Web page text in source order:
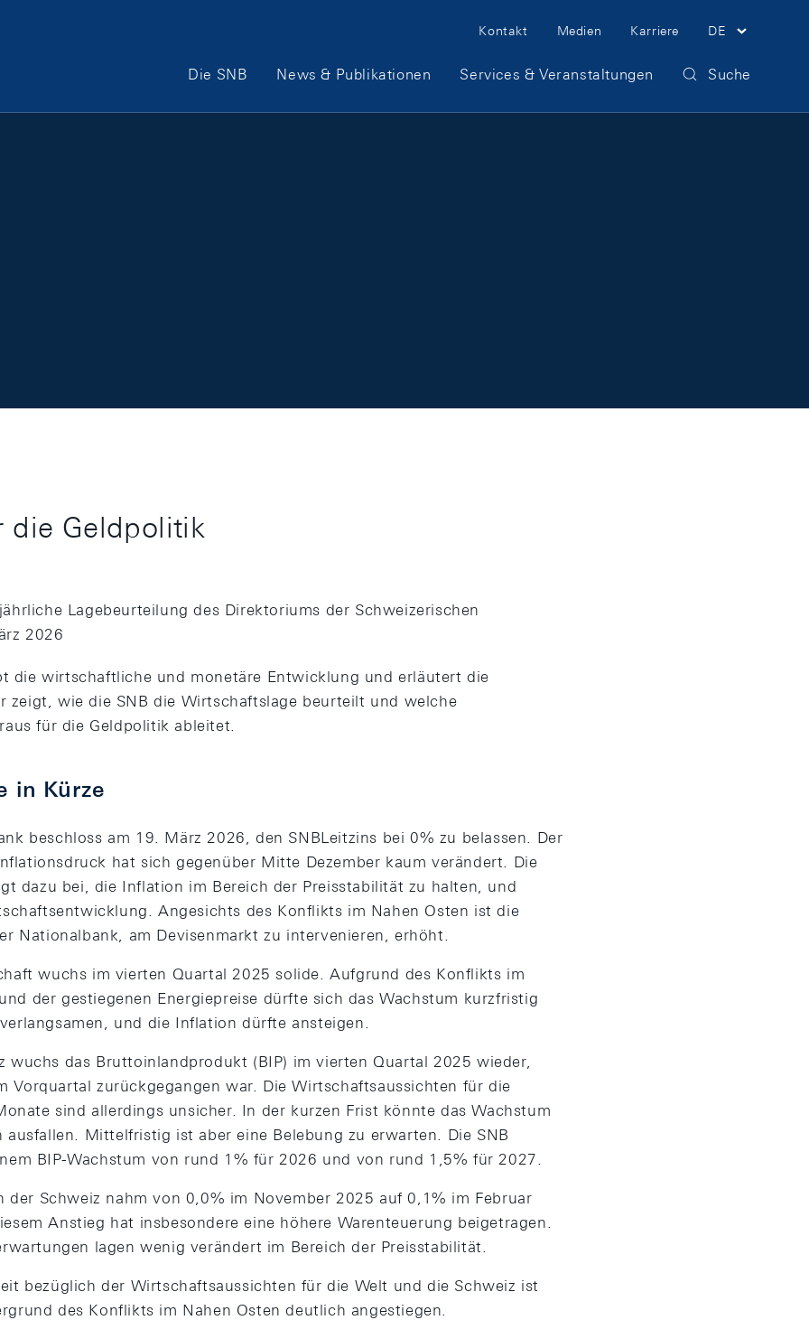
Meta Navigation
Kontakt Medien Karriere DE
Hauptnavigation
Die SNB News & Publikationen Services & Veranstaltungen Suche
die Geldpolitik
Lagebeurteilung des Direktoriums der Schweizerischen
2026
die wirtschaftliche und monetäre Entwicklung und erläutert die
zeigt, wie die SNB die Wirtschaftslage beurteilt und welche
für die Geldpolitik ableitet.
in Kürze
beschloss am 19. März 2026, den SNBLeitzins bei 0% zu belassen. Der
hat sich gegenüber Mitte Dezember kaum verändert. Die
dazu bei, die Inflation im Bereich der Preisstabilität zu halten, und
Angesichts des Konflikts im Nahen Osten ist die
Nationalbank, am Devisenmarkt zu intervenieren, erhöht.
wuchs im vierten Quartal 2025 solide. Aufgrund des Konflikts im
der gestiegenen Energiepreise dürfte sich das Wachstum kurzfristig
und die Inflation dürfte ansteigen.
wuchs das Bruttoinlandprodukt (BIP) im vierten Quartal 2025 wieder,
Vorquartal zurückgegangen war. Die Wirtschaftsaussichten für die
sind allerdings unsicher. In der kurzen Frist könnte das Wachstum
ausfallen. Mittelfristig ist aber eine Belebung zu erwarten. Die SNB
BIP-Wachstum von rund 1% für 2026 und von rund 1,5% für 2027.
der Schweiz nahm von 0,0% im November 2025 auf 0,1% im Februar
Anstieg hat insbesondere eine höhere Warenteuerung beigetragen.
lagen wenig verändert im Bereich der Preisstabilität.
bezüglich der Wirtschaftsaussichten für die Welt und die Schweiz ist
des Konflikts im Nahen Osten deutlich angestiegen.